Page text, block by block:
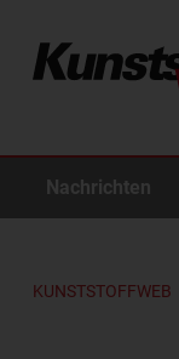
Nachrichten
KUNSTSTOFFWEB